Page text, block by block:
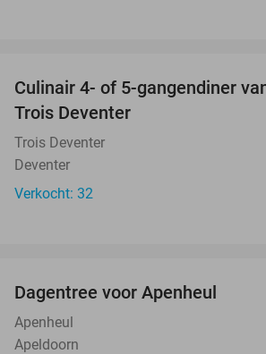
Culinair 4- of 5-gangendiner
Trois Deventer
Trois Deventer
Deventer
Verkocht: 32
Dagentree voor Apenheul
Apenheul
Apeldoorn